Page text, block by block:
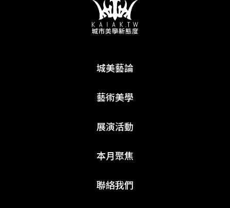
城美藝論
藝術美學
展演活動
本月聚焦
聯絡我們